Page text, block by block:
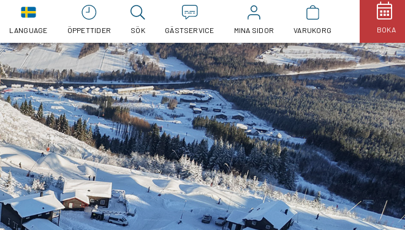
LANGUAGE ÖPPETTIDER SÖK GÄSTSERVICE MINA SIDOR VARUKORG BOKA